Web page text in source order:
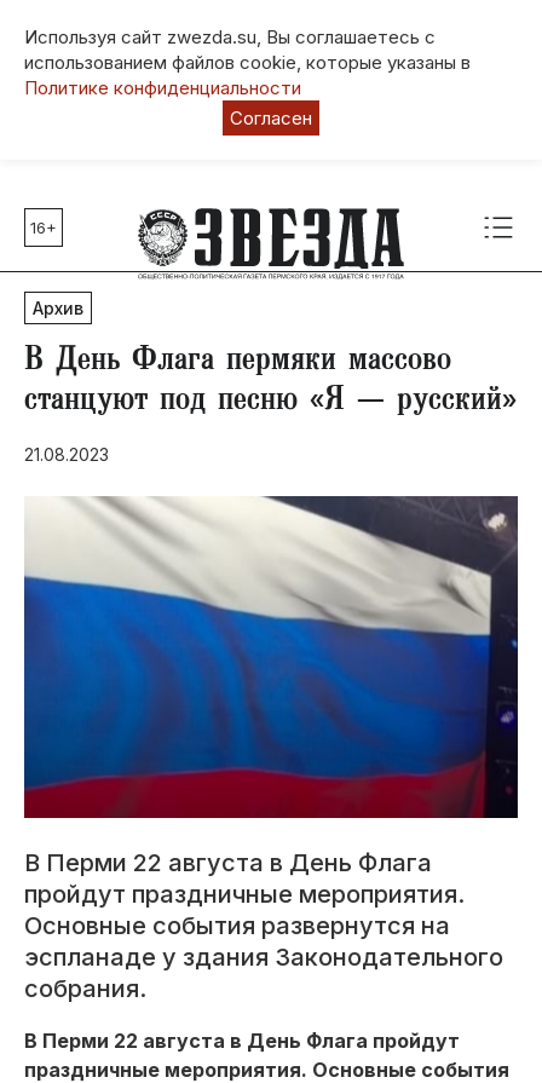
Используя сайт zwezda.su, Вы соглашаетесь с
использованием файлов cookie, которые указаны в
Политике конфиденциальности
Согласен
Главные темы
80 лет Победы
Молодежная столица РФ
СВО
Выборы в Пермском крае
Социальная поддержка
Инфраструктура
Благоустройство
16+
Архив
В День Флага пермяки массово
станцуют под песню «Я — русский»
21.08.2023
В Перми 22 августа в День Флага
пройдут праздничные мероприятия.
Основные события развернутся на
эспланаде у здания Законодательного
собрания.
В Перми 22 августа в День Флага пройдут
праздничные мероприятия. Основные события